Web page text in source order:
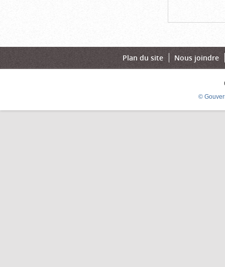
Plan du site Nous joindre
©